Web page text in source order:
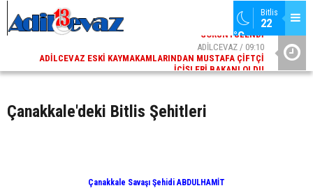
Bitlis
22
°C
ADİLCEVAZ / 09:10
ADILCEVAZ ESKI KAYMAKAMLARINDAN MUSTAFA ÇIFTÇI
İÇIŞLERI BAKANI OLDU
Çanakkale'deki Bitlis Şehitleri
Çanakkale Savaşı Şehidi ABDULHAMİT